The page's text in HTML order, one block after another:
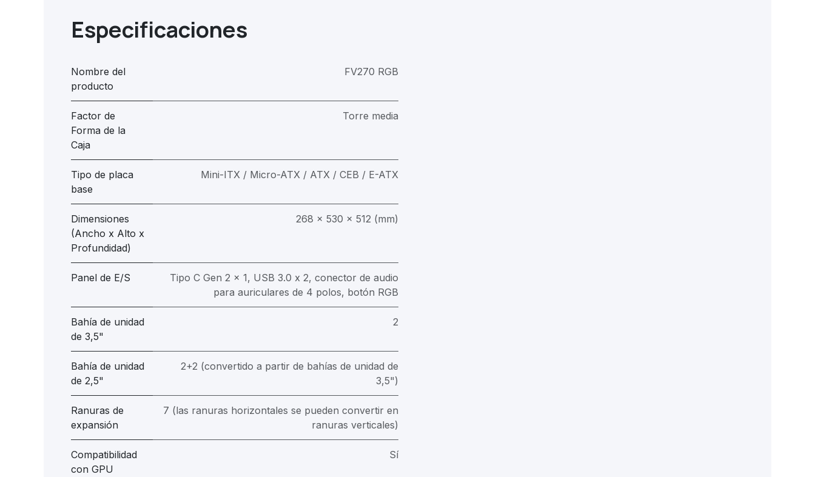
Especificaciones
Nombre del
producto
FV270 RGB
Factor de
Forma de la
Caja
Torre media
Tipo de placa
base
Mini-ITX / Micro-ATX / ATX / CEB / E-ATX
Dimensiones
(Ancho x Alto x
Profundidad)
268 x 530 x 512 (mm)
Panel de E/S
Tipo C Gen 2 x 1, USB 3.0 x 2, conector de audio
para auriculares de 4 polos, botón RGB
Bahía de unidad
de 3,5"
2
Bahía de unidad
de 2,5"
2+2 (convertido a partir de bahías de unidad de
3,5")
Ranuras de
expansión
7 (las ranuras horizontales se pueden convertir en
ranuras verticales)
Compatibilidad
con GPU
Sí